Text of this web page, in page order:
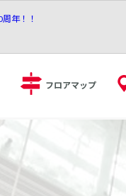
年！！
フロアマップ